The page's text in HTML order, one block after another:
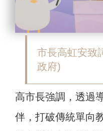
市長高虹安致
政府)
高市長強調，透過
伴，打破傳統單向